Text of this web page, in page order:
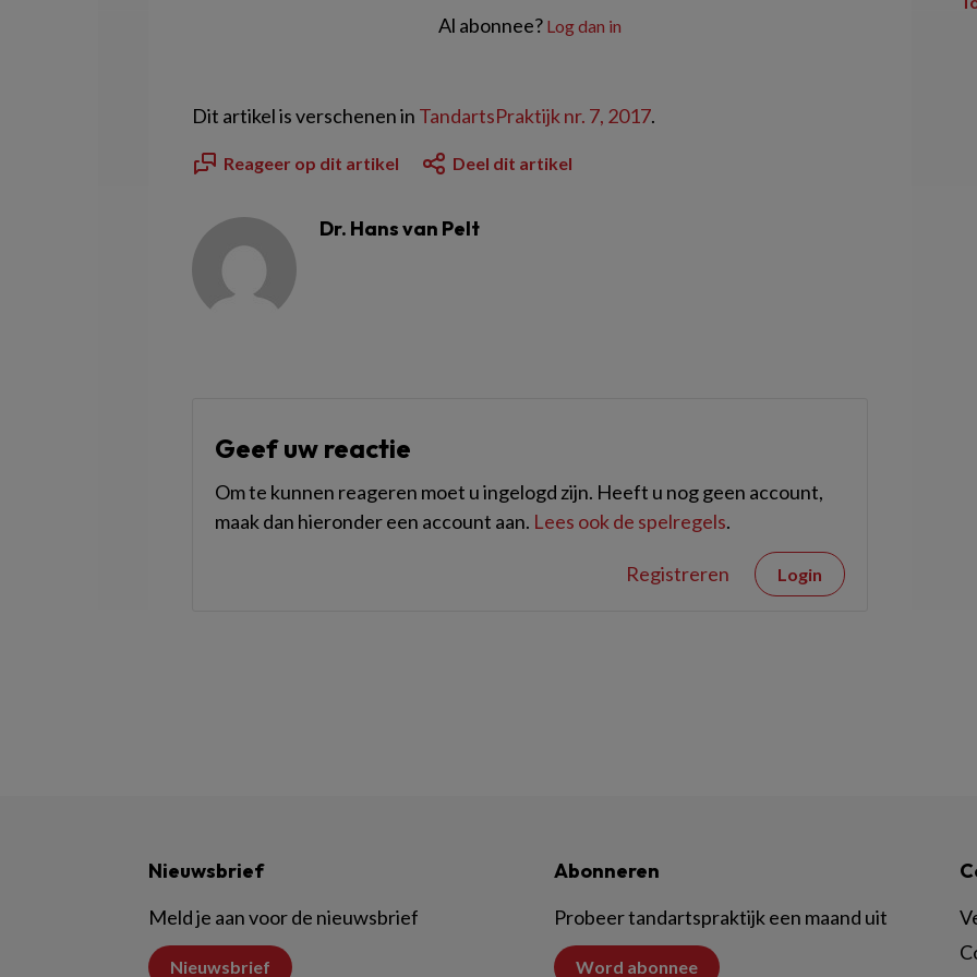
Al abonnee? Log dan in
Dit artikel is verschenen in TandartsPraktijk nr. 7, 2017.
Reageer op dit artikel Deel dit artikel
Dr. Hans van Pelt
Geef uw reactie
Om te kunnen reageren moet u ingelogd zijn. Heeft u nog geen account,
maak dan hieronder een account aan. Lees ook de spelregels.
Registreren Login
Nieuwsbrief
Meld je aan voor de nieuwsbrief
Nieuwsbrief
Abonneren
Probeer tandartspraktijk een maand uit
Word abonnee